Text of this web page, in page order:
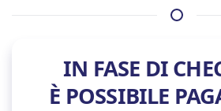
W/L
IN FASE DI
È POSSIBILE